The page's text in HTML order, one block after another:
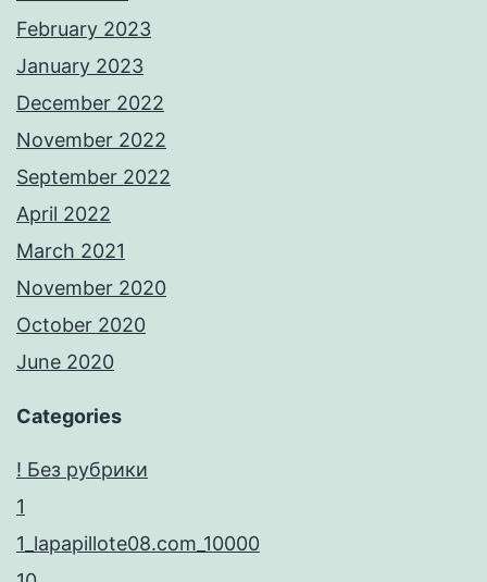
February 2023
January 2023
December 2022
November 2022
September 2022
April 2022
March 2021
November 2020
October 2020
June 2020
Categories
! Без рубрики
1
1_lapapillote08.com_10000